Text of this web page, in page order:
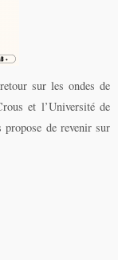
sur les ondes de
et l’Université de
propose de revenir sur